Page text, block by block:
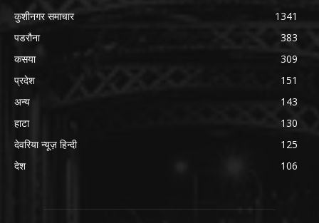
कुशीनगर समाचार
1341
पडरौना
383
कसया
309
प्रदेश
151
अन्य
143
हाटा
130
देवरिया न्यूज़ हिन्दी
125
देश
106